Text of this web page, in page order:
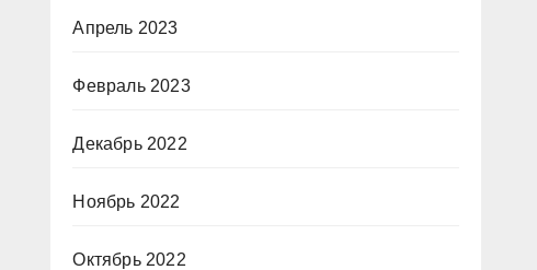
Апрель 2023
Февраль 2023
Декабрь 2022
Ноябрь 2022
Октябрь 2022